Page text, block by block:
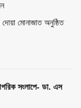
মোনাজাত অনুষ্ঠিত
সংলাপে- ডা. এস